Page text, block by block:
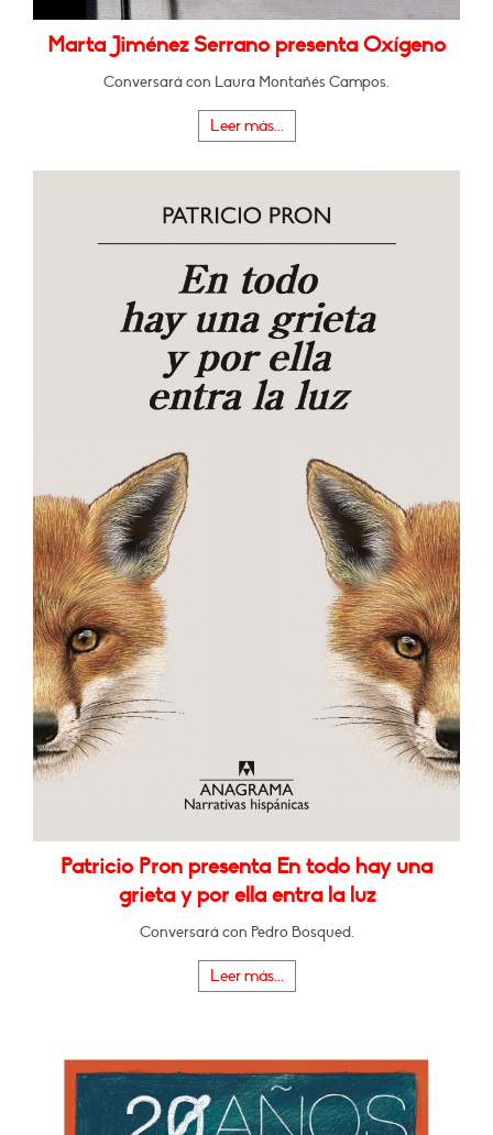
Marta Jiménez Serrano presenta Oxígeno
Conversará con Laura Montañés Campos.
Leer más...
Patricio Pron presenta En todo hay una
grieta y por ella entra la luz
Conversará con Pedro Bosqued.
Leer más...